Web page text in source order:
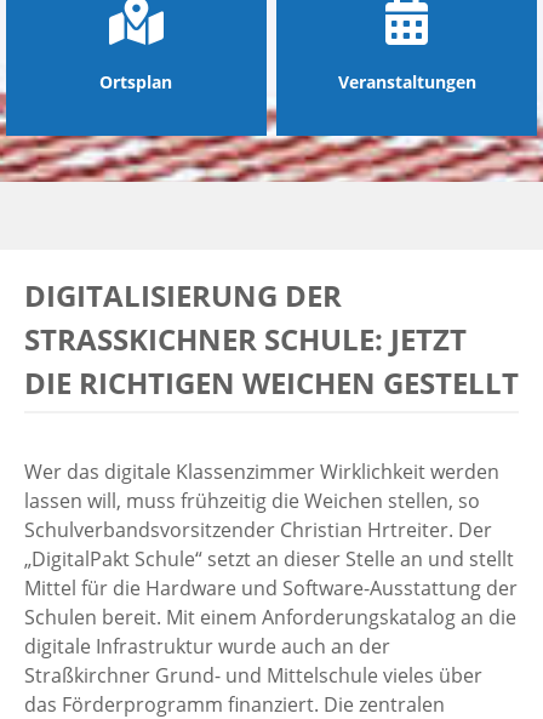
Ortsplan Veranstaltungen
DIGITALISIERUNG DER
STRASSKICHNER SCHULE: JETZT D
IE RICHTIGEN WEICHEN GESTELLT
Wer das digitale Klassenzimmer Wirklichkeit werden
lassen will, muss frühzeitig die Weichen stellen, so
Schulverbandsvorsitzender Christian Hrtreiter. Der
„DigitalPakt Schule“ setzt an dieser Stelle an und stellt
Mittel für die Hardware und Software-Ausstattung der
Schulen bereit. Mit einem Anforderungskatalog an die
digitale Infrastruktur wurde auch an der
Straßkirchner Grund- und Mittelschule vieles über
das Förderprogramm finanziert. Die zentralen